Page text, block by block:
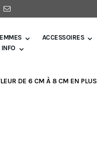
ACCESSOIRES
INFO
DE 6 CM À 8 CM EN PLUS